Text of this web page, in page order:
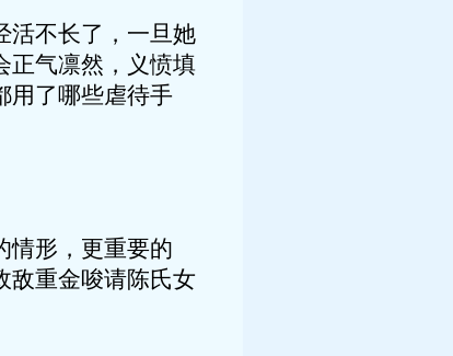
活不长了，一旦她
正气凛然，义愤填
用了哪些虐待手
情形，更重要的
敌重金唆请陈氏女